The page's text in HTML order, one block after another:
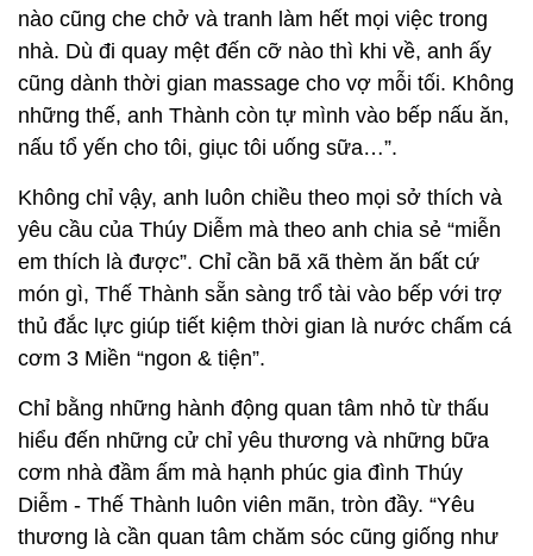
nào cũng che chở và tranh làm hết mọi việc trong
nhà. Dù đi quay mệt đến cỡ nào thì khi về, anh ấy
cũng dành thời gian massage cho vợ mỗi tối. Không
những thế, anh Thành còn tự mình vào bếp nấu ăn,
nấu tổ yến cho tôi, giục tôi uống sữa…”.
Không chỉ vậy, anh luôn chiều theo mọi sở thích và
yêu cầu của Thúy Diễm mà theo anh chia sẻ “miễn
em thích là được”. Chỉ cần bã xã thèm ăn bất cứ
món gì, Thế Thành sẵn sàng trổ tài vào bếp với trợ
thủ đắc lực giúp tiết kiệm thời gian là nước chấm cá
cơm 3 Miền “ngon & tiện”.
Chỉ bằng những hành động quan tâm nhỏ từ thấu
hiểu đến những cử chỉ yêu thương và những bữa
cơm nhà đầm ấm mà hạnh phúc gia đình Thúy
Diễm - Thế Thành luôn viên mãn, tròn đầy. “Yêu
thương là cần quan tâm chăm sóc cũng giống như